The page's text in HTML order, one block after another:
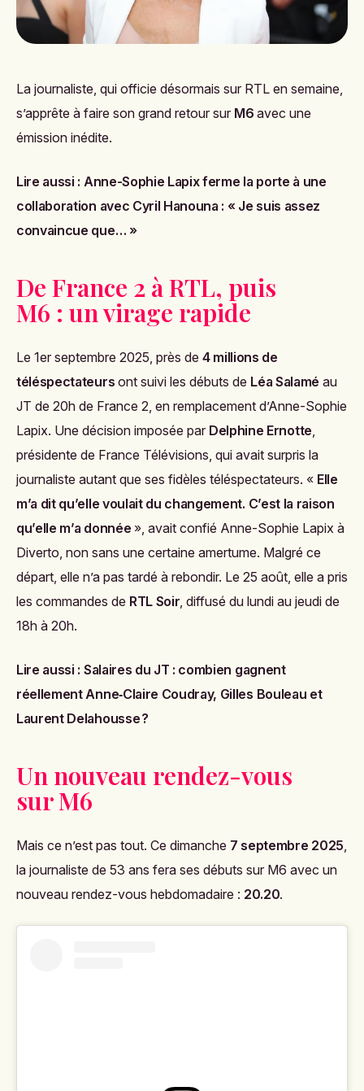
La journaliste, qui officie désormais sur RTL en semaine,
s’apprête à faire son grand retour sur M6 avec une
émission inédite.
Lire aussi : Anne-Sophie Lapix ferme la porte à une
collaboration avec Cyril Hanouna : « Je suis assez
convaincue que… »
De France 2 à RTL, puis
M6 : un virage rapide
Le 1er septembre 2025, près de 4 millions de
téléspectateurs ont suivi les débuts de Léa Salamé au
JT de 20h de France 2, en remplacement d’Anne-Sophie
Lapix. Une décision imposée par Delphine Ernotte
présidente de France Télévisions, qui avait surpris la
journaliste autant que ses fidèles téléspectateurs. « Elle
m’a dit qu’elle voulait du changement. C’est la raison
qu’elle m’a donnée », avait confié Anne-Sophie Lapix à
Diverto , non sans une certaine amertume. Malgré ce
départ, elle n’a pas tardé à rebondir. Le 25 août, elle a pris
les commandes de RTL Soir , diffusé du lundi au jeudi de
18h à 20h.
Lire aussi : Salaires du JT : combien gagnent
réellement Anne‑Claire Coudray, Gilles Bouleau et
Laurent Delahousse ?
Un nouveau rendez-vous
sur M6
Mais ce n’est pas tout. Ce dimanche 7 septembre 2025
la journaliste de 53 ans fera ses débuts sur M6 avec un
nouveau rendez-vous hebdomadaire : 20.20.